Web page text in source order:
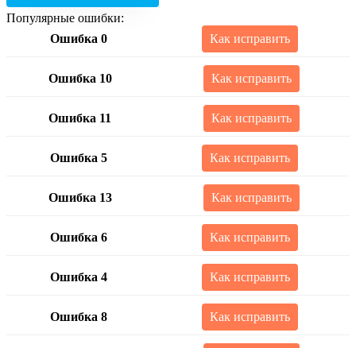
Популярные ошибки:
Ошибка 0
Как исправить
Ошибка 10 Как исправить
Ошибка 11 Как исправить
Ошибка 5 Как исправить
Ошибка 13 Как исправить
Ошибка 6 Как исправить
Ошибка 4 Как исправить
Ошибка 8 Как исправить